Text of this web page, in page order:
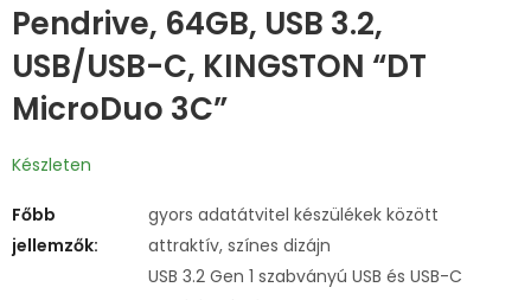
Pendrive, 64GB, USB 3.2,
USB/USB-C, KINGSTON “DT
MicroDuo 3C”
Készleten
Főbb
jellemzők:
gyors adatátvitel készülékek között
attraktív, színes dizájn
USB 3.2 Gen 1 szabványú USB és USB-C